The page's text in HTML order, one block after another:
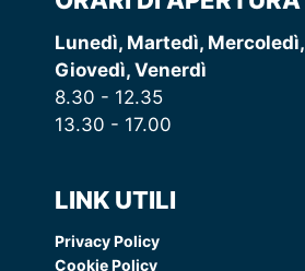
Lunedì, Martedì, Mercoledì,
Giovedì, Venerdì
8.30 - 12.35
13.30 - 17.00
LINK UTILI
Privacy Policy
Cookie Policy